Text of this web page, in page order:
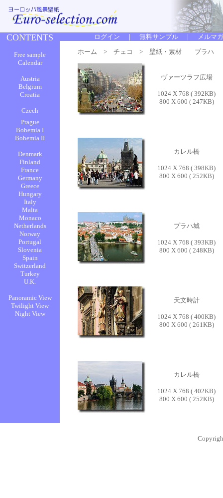
ホーム > チェコ > 壁紙・素材 プラハ
ヴァーツラフ広場
1024 X 768 ( 392KB)
800 X 600 ( 247KB)
カレル橋
1024 X 768 ( 398KB)
800 X 600 ( 252KB)
プラハ城
1024 X 768 ( 393KB)
800 X 600 ( 248KB)
天文時計
1024 X 768 ( 400KB)
800 X 600 ( 261KB)
カレル橋
1024 X 768 ( 402KB)
800 X 600 ( 252KB)